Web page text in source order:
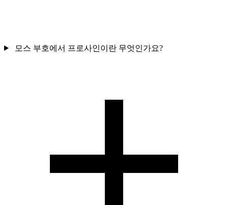
모스 부호에서 프로사인이란 무엇인가요?